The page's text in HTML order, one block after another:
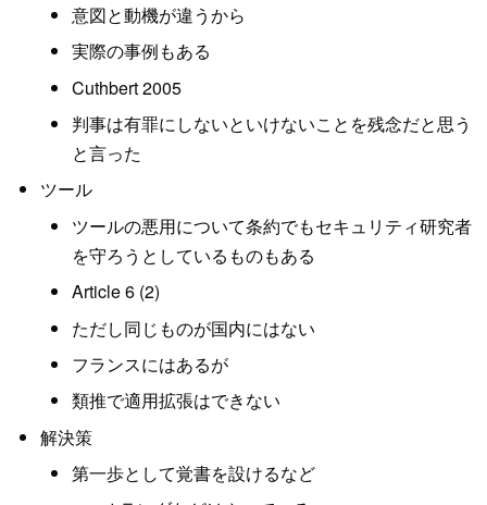
意図と動機が違うから
実際の事例もある
Cuthbert 2005
判事は有罪にしないといけないことを残念だと思う
と言った
ツール
ツールの悪用について条約でもセキュリティ研究者
を守ろうとしているものもある
Article 6 (2)
ただし同じものが国内にはない
フランスにはあるが
類推で適用拡張はできない
解決策
第一歩として覚書を設けるなど